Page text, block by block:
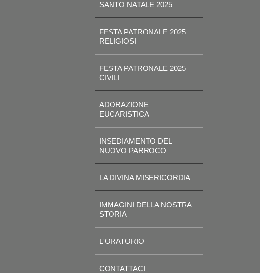
SANTO NATALE 2025
FESTA PATRONALE 2025
RELIGIOSI
FESTA PATRONALE 2025
CIVILI
ADORAZIONE
EUCARISTICA
INSEDIAMENTO DEL
NUOVO PARROCO
LA DIVINA MISERICORDIA
IMMAGINI DELLA NOSTRA
STORIA
L'ORATORIO
CONTATTACI